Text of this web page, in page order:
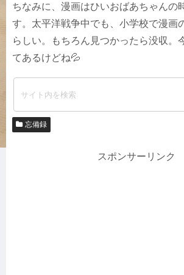
ちなみに、漫画はひいおばあちゃんの
す。太平洋戦争中でも、小学校で漫画
らしい。もちろん見つかったら没収。
てあるけどね💦
忘備録
スポンサーリンク